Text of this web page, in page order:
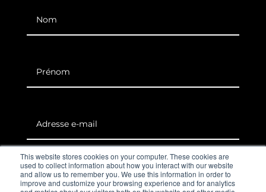
This website stores cookies on your computer. These cookies are
used to collect information about how you interact with our website
and allow us to remember you. We use this information in order to
improve and customize your browsing experience and for analytics
12 + 4=
S'inscrire